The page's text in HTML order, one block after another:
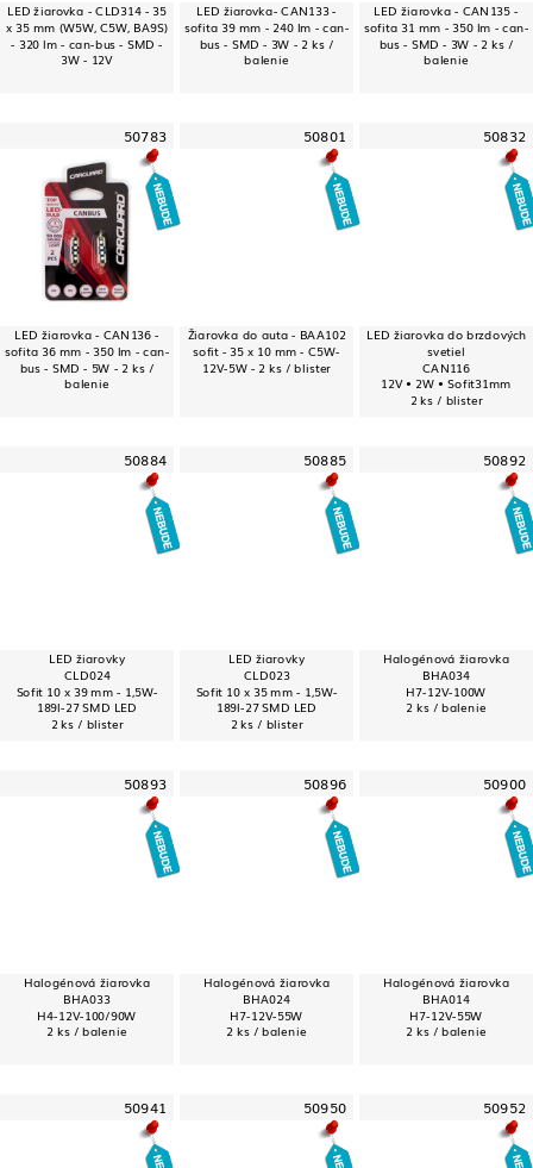
LED žiarovka - CLD314 - 35
x 35 mm (W5W, C5W, BA9S)
- 320 lm - can-bus - SMD -
3W - 12V
LED žiarovka- CAN133 -
sofita 39 mm - 240 lm - can-
bus - SMD - 3W - 2 ks /
balenie
LED žiarovka - CAN135 -
sofita 31 mm - 350 lm - can-
bus - SMD - 3W - 2 ks /
balenie
50783
LED žiarovka - CAN136 -
sofita 36 mm - 350 lm - can-
bus - SMD - 5W - 2 ks /
balenie
50801
Žiarovka do auta - BAA102
sofit - 35 x 10 mm - C5W-
12V-5W - 2 ks / blister
50832
LED žiarovka do brzdových
svetiel
CAN116
12V • 2W • Sofit31mm
2 ks / blister
50884
LED žiarovky
CLD024
Sofit 10 x 39 mm - 1,5W-
189l-27 SMD LED
2 ks / blister
50885
LED žiarovky
CLD023
Sofit 10 x 35 mm - 1,5W-
189l-27 SMD LED
2 ks / blister
50892
Halogénová žiarovka
BHA034
H7-12V-100W
2 ks / balenie
50893
Halogénová žiarovka
BHA033
H4-12V-100/90W
2 ks / balenie
50896
Halogénová žiarovka
BHA024
H7-12V-55W
2 ks / balenie
50900
Halogénová žiarovka
BHA014
H7-12V-55W
2 ks / balenie
50941 50950 50952